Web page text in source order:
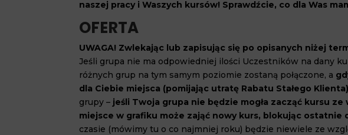
naszej pracy i Waszych kursów! Sprawdźcie, co dla Was
OFERTA
UWAGA! Zwlekając lub zapisując się po opisanych niżej
Jeśli grupa nie ma odpowiedniej ilości Uczestników na dany
różnych grup na tym samym poziomie zostaną połączone, a
dla Ciebie miejsca (pomijając utratę Rabatu Stałego
grupy – jeśli Twoja grupa nie będzie mogła zacząć kursu
miejsce w grafiku może zająć nowy kurs, blokując ostatnie
czasie (mówimy tu o co najmniej roku) będzie niewiele ze